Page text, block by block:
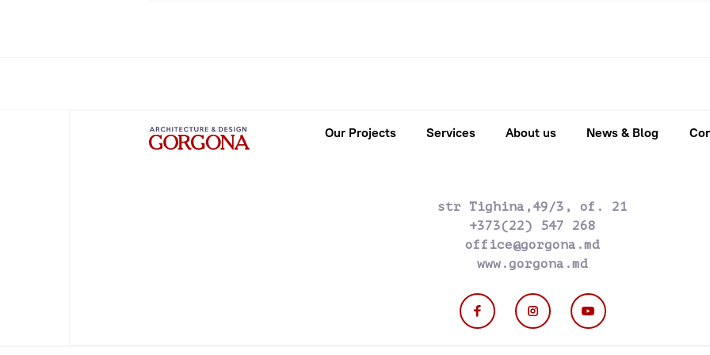
Our Projects Services About us News & Blog
str Tighina,49/3, of. 21
+373(22) 547 268
office@gorgona.md
www.gorgona.md